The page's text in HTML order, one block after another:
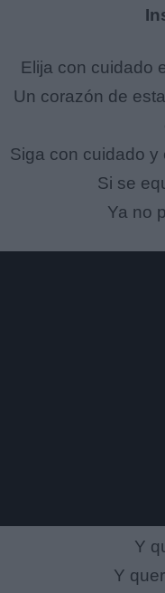
Elija con cuidado
Un corazón de
Siga con cuidado y
Si se
Ya no
Y
Y